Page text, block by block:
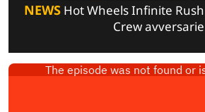
NEWS Hot Wheels Infinite
Crew avversarie